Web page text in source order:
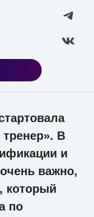
В
и
важно,
который
по